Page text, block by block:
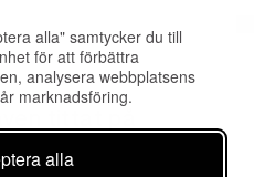
alla" samtycker du till
för att förbättra
analysera webbplatsens
marknadsföring.
alla